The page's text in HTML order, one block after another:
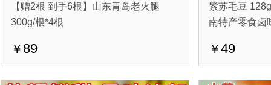
【赠2根 到手6根】山东青岛老火腿
300g/根*4根
￥ 89
紫苏毛豆
南特产零食卤
￥49